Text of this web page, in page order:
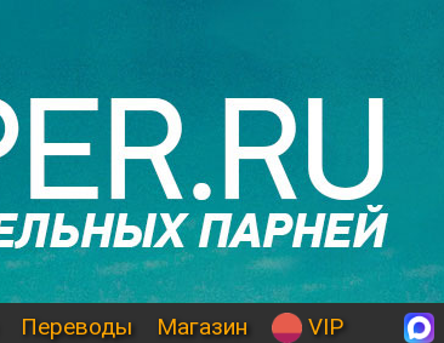
Переводы Магазин VIP